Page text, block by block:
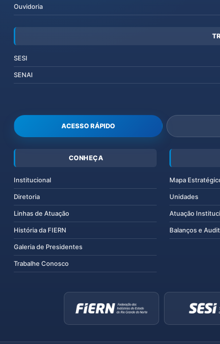
Ouvidoria
SESI
SENAI
ACESSO RÁPIDO
CONHEÇA
Institucional
Diretoria
Linhas de Atuação
História da FIERN
Galeria de Presidentes
Trabalhe Conosco
Mapa
Unidades
Atuação
Balanços e